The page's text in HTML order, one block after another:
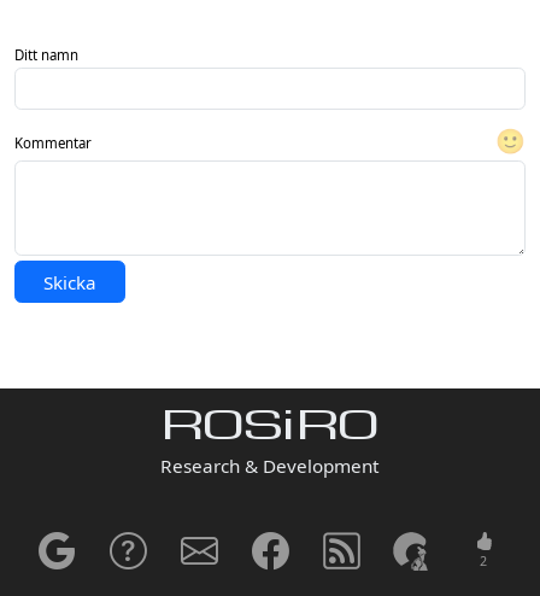
Ditt namn
Kommentar 🙂
Skicka
ROSiRO
Research & Development
2